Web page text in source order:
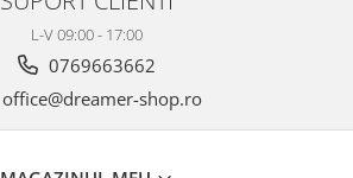
L-V 09:00 - 17:00
0769663662
office@dreamer-shop.ro